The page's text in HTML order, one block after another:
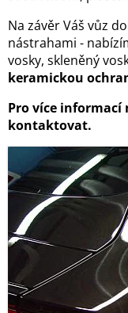
Na závěr Váš vůz
nástrahami -
vosky, skleněný
keramickou
Pro více
kontaktovat.